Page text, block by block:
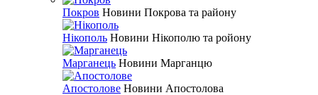
Покров Новини Покрова та району
Нікополь Новини Нікополю та ройону
Марганець Новини Марганцю
Апостолове Новини Апостолова